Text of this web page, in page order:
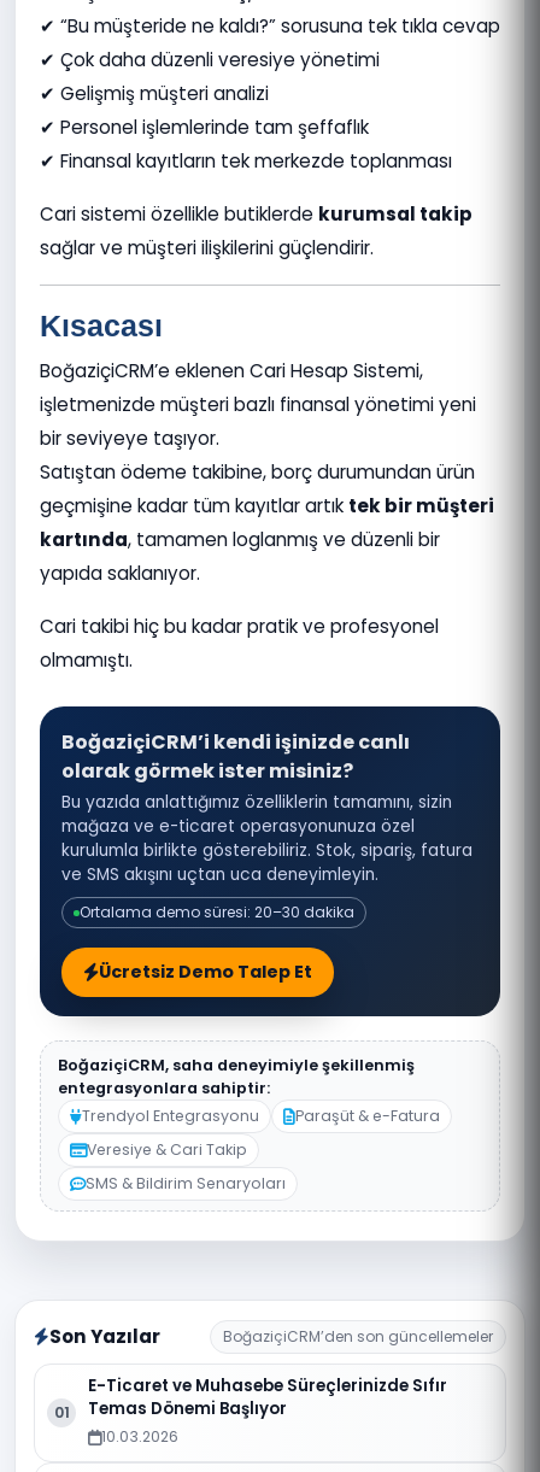
✔ “Bu müşteride ne kaldı?” sorusuna tek tıkla cevap
✔ Çok daha düzenli veresiye yönetimi
✔ Gelişmiş müşteri analizi
✔ Personel işlemlerinde tam şeffaflık
✔ Finansal kayıtların tek merkezde toplanması
Cari sistemi özellikle butiklerde kurumsal takip
sağlar ve müşteri ilişkilerini güçlendirir.
Kısacası
BoğaziçiCRM’e eklenen Cari Hesap Sistemi,
işletmenizde müşteri bazlı finansal yönetimi yeni
bir seviyeye taşıyor.
Satıştan ödeme takibine, borç durumundan ürün
geçmişine kadar tüm kayıtlar artık tek bir müşteri
kartında, tamamen loglanmış ve düzenli bir
yapıda saklanıyor.
Cari takibi hiç bu kadar pratik ve profesyonel
olmamıştı.
BoğaziçiCRM’i kendi işinizde canlı
olarak görmek ister misiniz?
Bu yazıda anlattığımız özelliklerin tamamını, sizin
mağaza ve e-ticaret operasyonunuza özel
kurulumla birlikte gösterebiliriz. Stok, sipariş, fatura
ve SMS akışını uçtan uca deneyimleyin.
Ortalama demo süresi: 20–30 dakika
Ücretsiz Demo Talep Et
BoğaziçiCRM, saha deneyimiyle şekillenmiş
entegrasyonlara sahiptir:
Trendyol Entegrasyonu
Paraşüt & e-Fatura
Veresiye & Cari Takip
SMS & Bildirim Senaryoları
Son Yazılar BoğaziçiCRM’den son güncellemeler
01
E-Ticaret ve Muhasebe Süreçlerinizde Sıfır
Temas Dönemi Başlıyor
10.03.2026